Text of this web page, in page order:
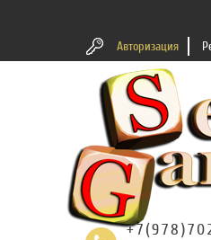
Авторизация